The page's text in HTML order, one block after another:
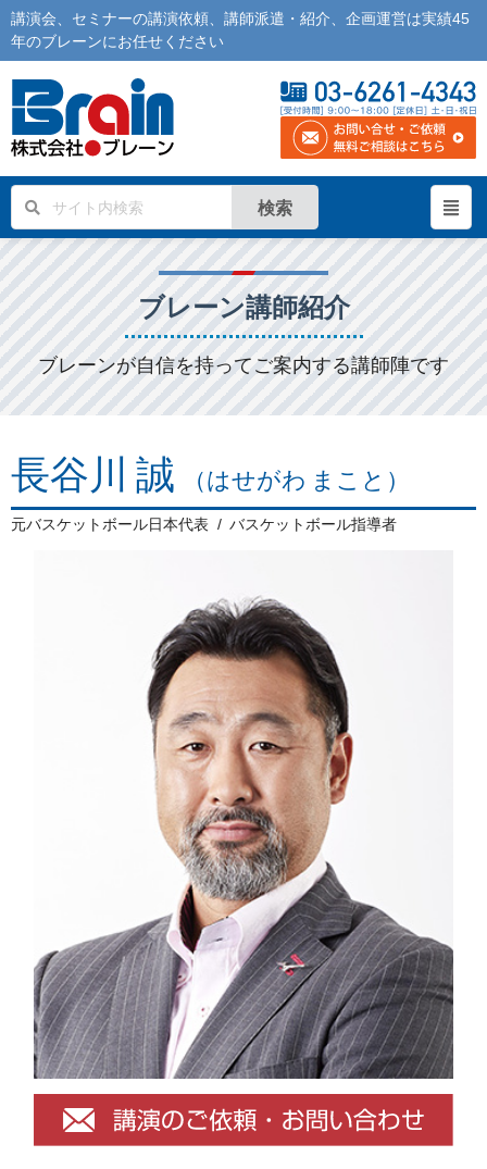
講演会 セミナーの講演依頼 講師派遣 ・紹介、企画運営は実績45
年のブレーンにお任せください
検索
ブレーン講師紹介
ブレーンが自信を持ってご案内する講師陣です
長谷川 誠 （はせがわ まこと）
元バスケットボール日本代表 バスケットボール指導者